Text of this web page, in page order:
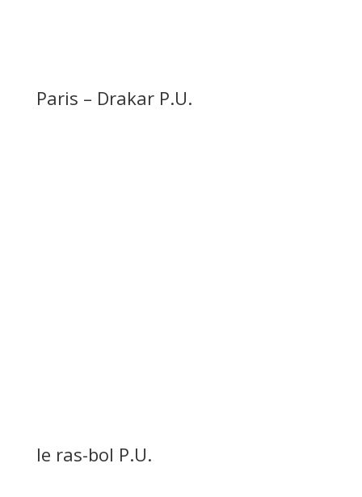
Paris – Drakar P.U.
le ras-bol P.U.